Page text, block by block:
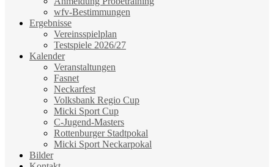
wfv-Bestimmungen
Ergebnisse
Vereinsspielplan
Testspiele 2026/27
Kalender
Veranstaltungen
Fasnet
Neckarfest
Volksbank Regio Cup
Micki Sport Cup
C-Jugend-Masters
Rottenburger Stadtpokal
Micki Sport Neckarpokal
Bilder